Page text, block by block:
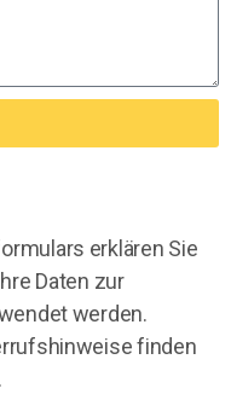
erklären Sie
Daten zur
werden.
finden